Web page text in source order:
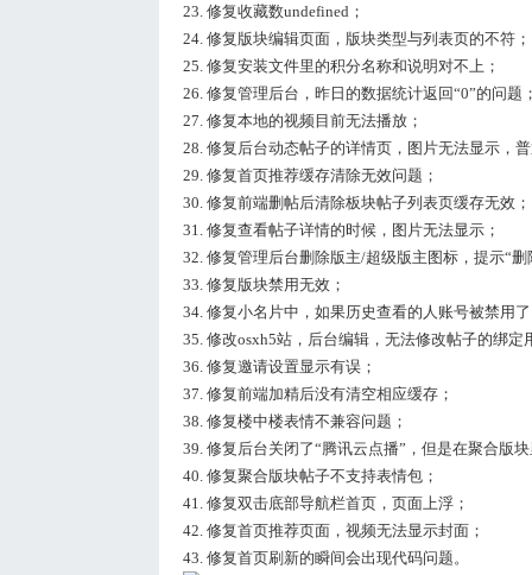
23. 修复收藏数undefined；
24. 修复版块编辑页面，版块类型与列表页的不符；
25. 修复安装文件里的积分名称和说明对不上；
26. 修复管理后台，昨日的数据统计返回“0”的问题
27. 修复本地的视频目前无法播放；
28. 修复后台动态帖子的详情页，图片无法显示，
29. 修复首页推荐缓存清除无效问题；
30. 修复前端删帖后清除板块帖子列表页缓存无效；
31. 修复查看帖子详情的时候，图片无法显示；
32. 修复管理后台删除版主/超级版主图标，提示“
33. 修复版块禁用无效；
34. 修复小名片中，如果历史查看的人账号被禁用
35. 修改osxh5站，后台编辑，无法修改帖子的绑定
36. 修复邀请设置显示有误；
37. 修复前端加精后没有清空相应缓存；
38. 修复楼中楼表情不兼容问题；
39. 修复后台关闭了“腾讯云点播”，但是在聚合版
40. 修复聚合版块帖子不支持表情包；
41. 修复双击底部导航栏首页，页面上浮；
42. 修复首页推荐页面，视频无法显示封面；
43. 修复首页刷新的瞬间会出现代码问题。